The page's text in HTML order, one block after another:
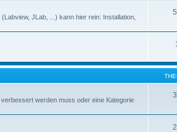
JLab, ...) kann hier rein: Installation,
werden muss oder eine Kategorie